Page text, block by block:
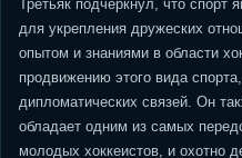
Третьяк подчеркнул, что спорт
для укрепления дружеских
опытом и знаниями в области
продвижению этого вида
дипломатических связей. Он
обладает одним из самых
молодых хоккеистов, и охотно